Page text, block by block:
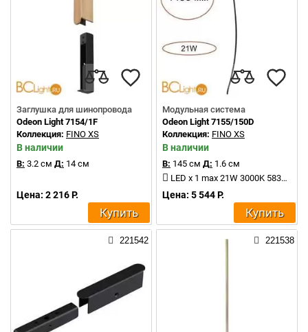
Заглушка для шинопровода
Odeon Light 7154/1F
Коллекция: FINO XS
В наличии
В: 3.2 см Д: 14 см
Цена: 2 216 Р.
Купить
Модульная система
Odeon Light 7155/150D
Коллекция: FINO XS
В наличии
В: 145 см Д: 1.6 см
LED x 1 max 21W 3000K 583Lm
Цена: 5 544 Р.
Купить
221542 221538